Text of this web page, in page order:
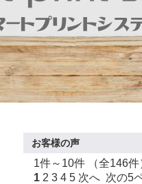
お客様の声
1件～10件 （全146
1 2 3 4 5 次へ 次の5